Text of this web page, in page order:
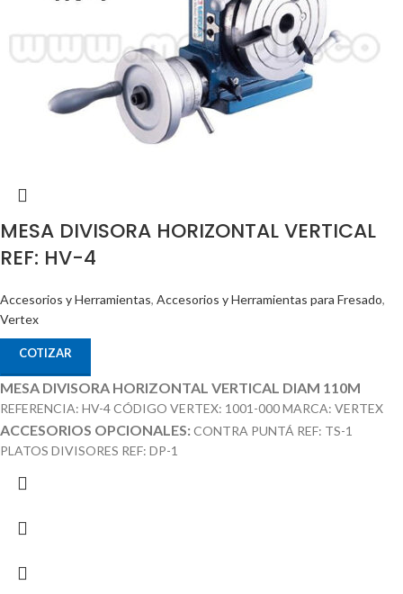
MESA DIVISORA HORIZONTAL VERTICAL
REF: HV-4
Accesorios y Herramientas, Accesorios y Herramientas para Fresado,
Vertex
COTIZAR
MESA DIVISORA HORIZONTAL VERTICAL DIAM 110M
REFERENCIA: HV-4 CÓDIGO VERTEX: 1001-000 MARCA: VERTEX
ACCESORIOS OPCIONALES:CONTRA PUNTÁ REF: TS-1
PLATOS DIVISORES REF: DP-1